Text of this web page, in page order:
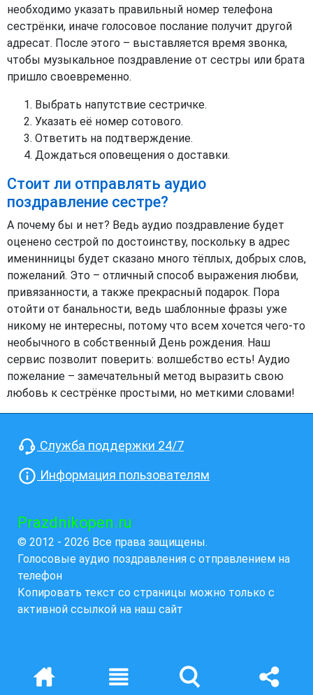
необходимо указать правильный номер телефона
сестрёнки, иначе голосовое послание получит другой
адресат. После этого – выставляется время звонка,
чтобы музыкальное поздравление от сестры или брата
пришло своевременно.
Выбрать напутствие сестричке.
Указать её номер сотового.
Ответить на подтверждение.
Дождаться оповещения о доставки.
Стоит ли отправлять аудио
поздравление сестре?
А почему бы и нет? Ведь аудио поздравление будет
оценено сестрой по достоинству, поскольку в адрес
именинницы будет сказано много тёплых, добрых слов,
пожеланий. Это – отличный способ выражения любви,
привязанности, а также прекрасный подарок. Пора
отойти от банальности, ведь шаблонные фразы уже
никому не интересны, потому что всем хочется чего-то
необычного в собственный День рождения. Наш
сервис позволит поверить: волшебство есть! Аудио
пожелание – замечательный метод выразить свою
любовь к сестрёнке простыми, но меткими словами!
Служба поддержки 24/7
Информация пользователям
Prazdnikopen.ru
© 2012 - 2026 Все права защищены.
Голосовые аудио поздравления с отправлением на
телефон
Копировать текст со страницы можно только с
активной ссылкой на наш сайт